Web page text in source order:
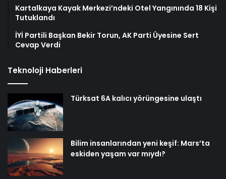
Kartalkaya Kayak Merkezi’ndeki Otel Yangınında 18 Kişi
Tutuklandı
İYİ Partili Başkan Bekir Torun, AK Parti Üyesine Sert
Cevap Verdi
Teknoloji Haberleri
Türksat 6A kalıcı yörüngesine ulaştı
Bilim insanlarından yeni keşif: Mars’ta
eskiden yaşam var mıydı?